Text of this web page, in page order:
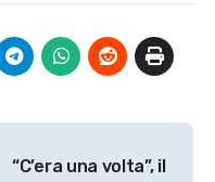
“C’era una volta”, il